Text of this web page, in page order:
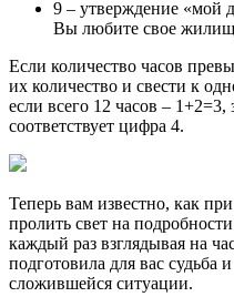
9 – утверждение «мой
Вы любите свое
Если количество часов
их количество и свести к
если всего 12 часов –
соответствует цифра 4.
Теперь вам известно, как
пролить свет на
каждый раз взглядывая на
подготовила для вас судьба
сложившейся ситуации.